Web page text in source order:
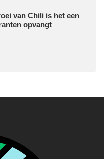
van Chili is het een
opvangt